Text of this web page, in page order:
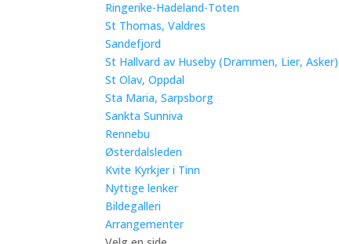
Ringerike-Hadeland-Toten
St Thomas, Valdres
Sandefjord
St Hallvard av Huseby (Drammen, Lier, Asker)
St Olav, Oppdal
Sta Maria, Sarpsborg
Sankta Sunniva
Rennebu
Østerdalsleden
Kvite Kyrkjer i Tinn
Nyttige lenker
Bildegalleri
Arrangementer